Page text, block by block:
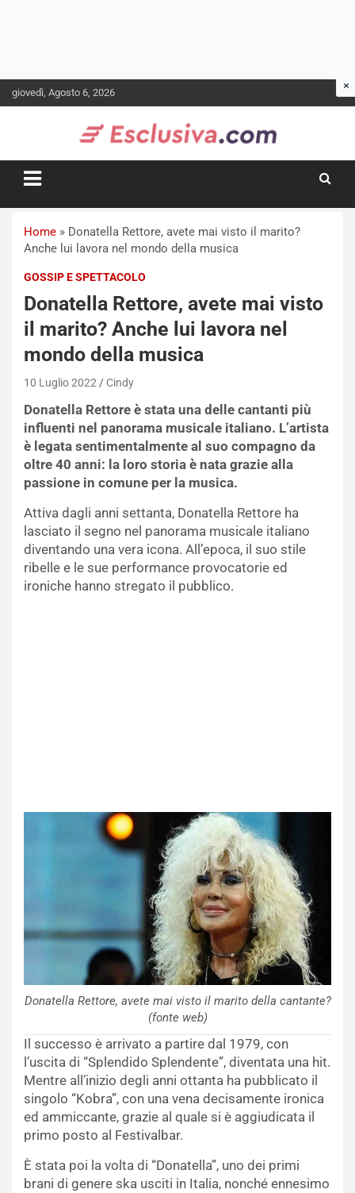
Skip
to
giovedì, Agosto 6, 2026
Home » Donatella Rettore, avete mai visto il marito?
Anche lui lavora nel mondo della musica
GOSSIP E SPETTACOLO
Donatella Rettore, avete mai visto
il marito? Anche lui lavora nel
mondo della musica
10 Luglio 2022 Cindy
Donatella Rettore è stata una delle cantanti più
influenti nel panorama musicale italiano. L’artista
è legata sentimentalmente al suo compagno da
oltre 40 anni: la loro storia è nata grazie alla
passione in comune per la musica.
Attiva dagli anni settanta, Donatella Rettore ha
lasciato il segno nel panorama musicale italiano
diventando una vera icona. All’epoca, il suo stile
ribelle e le sue performance provocatorie ed
ironiche hanno stregato il pubblico.
Donatella Rettore, avete mai visto il marito della cantante?
(fonte web)
Il successo è arrivato a partire dal 1979, con
l’uscita di “Splendido Splendente”, diventata una hit.
Mentre all’inizio degli anni ottanta ha pubblicato il
singolo “Kobra”, con una vena decisamente ironica
ed ammiccante, grazie al quale si è aggiudicata il
primo posto al Festivalbar.
È stata poi la volta di “Donatella”, uno dei primi
brani di genere ska usciti in Italia, nonché ennesimo